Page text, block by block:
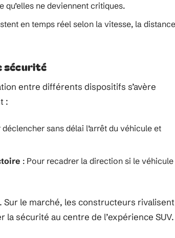
ne deviennent critiques.
en temps réel selon la vitesse, la
sécurité
entre différents dispositifs s’avère
:
déclencher sans délai l’arrêt du véhicule et
: Pour recadrer la direction si le véhicule
le marché, les constructeurs rivalisent
sécurité au centre de l’expérience SUV.